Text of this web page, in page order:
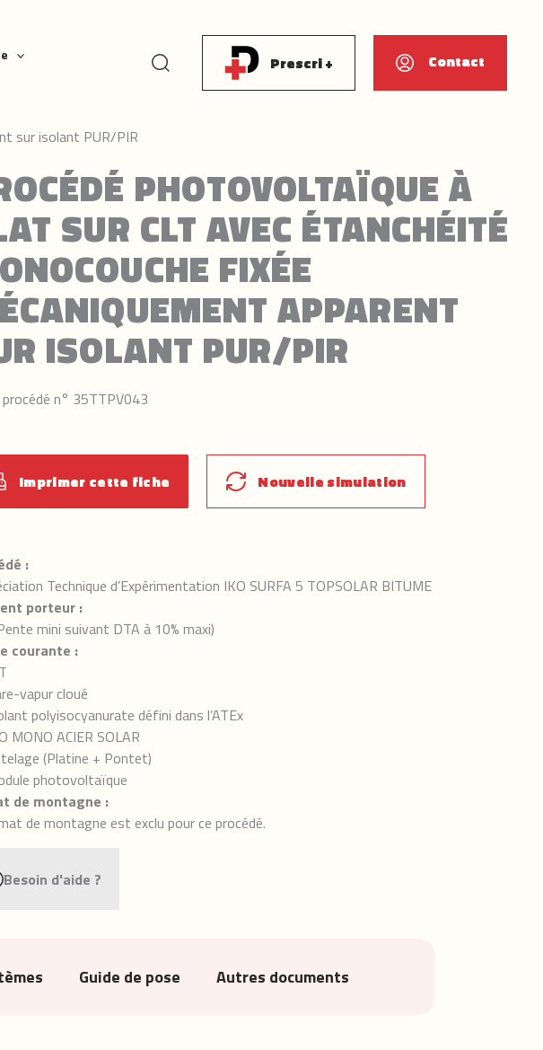
Rechercher
Prescri + Contact
sur isolant PUR/PIR
PHOTOVOLTAÏQUE À
SUR CLT AVEC ÉTANCHÉITÉ
FIXÉE
APPARENT
ISOLANT PUR/PIR
procédé n° 35TTPV043
Imprimer cette fiche Nouvelle simulation
:
Technique d’Expérimentation IKO SURFA 5 TOPSOLAR BITUME
porteur :
mini suivant DTA à 10% maxi)
courante :
vapur cloué
polyisocyanurate défini dans l’ATEx
MONO ACIER SOLAR
(Platine + Pontet)
photovoltaïque
de montagne :
de montagne est exclu pour ce procédé.
Besoin d'aide ?
Guide de pose Autres documents